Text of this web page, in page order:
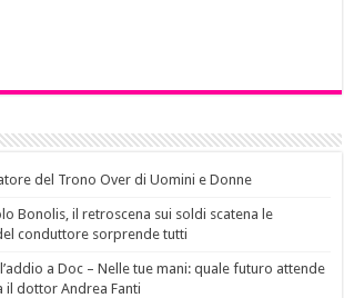
del Trono Over di Uomini e Donne
Bonolis, il retroscena sui soldi scatena le
conduttore sorprende tutti
a Doc – Nelle tue mani: quale futuro attende
il dottor Andrea Fanti